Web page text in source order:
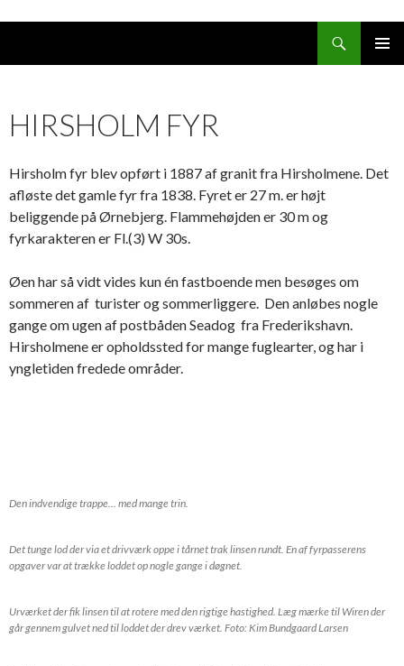
HIRSHOLM FYR
Hirsholm fyr blev opført i 1887 af granit fra Hirsholmene. Det
afløste det gamle fyr fra 1838. Fyret er 27 m. er højt
beliggende på Ørnebjerg. Flammehøjden er 30 m og
fyrkarakteren er Fl.(3) W 30s.
Øen har så vidt vides kun én fastboende men besøges om
sommeren af turister og sommerliggere. Den anløbes nogle
gange om ugen af postbåden Seadog fra Frederikshavn.
Hirsholmene er opholdssted for mange fuglearter, og har i
yngletiden fredede områder.
Den indvendige trappe… med mange trin.
Det tunge lod der via et drivværk oppe i tårnet trak linsen rundt. En af fyrpasserens
opgaver var at trække loddet op nogle gange i døgnet.
Urværket der fik linsen til at rotere med den rigtige hastighed. Læg mærke til Wiren der
går gennem gulvet ned til loddet der drev værket. Foto: Kim Bundgaard Larsen